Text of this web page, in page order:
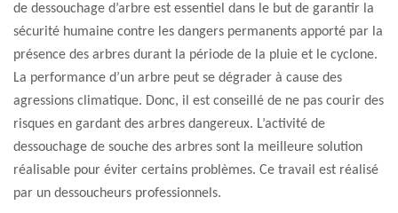
de dessouchage d’arbre est essentiel dans le but de garantir la
sécurité humaine contre les dangers permanents apporté par la
présence des arbres durant la période de la pluie et le cyclone.
La performance d’un arbre peut se dégrader à cause des
agressions climatique. Donc, il est conseillé de ne pas courir des
risques en gardant des arbres dangereux. L’activité de
dessouchage de souche des arbres sont la meilleure solution
réalisable pour éviter certains problèmes. Ce travail est réalisé
par un dessoucheurs professionnels.